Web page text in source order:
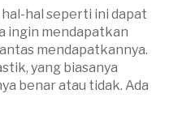
hal seperti ini dapat
ingin mendapatkan
mendapatkannya.
yang biasanya
benar atau tidak. Ada